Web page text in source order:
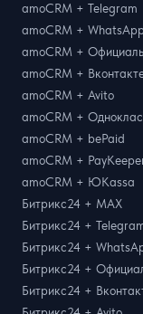
amoCRM + Telegram
amoCRM +
amoCRM +
amoCRM +
amoCRM + Avito
amoCRM +
amoCRM + bePaid
amoCRM +
amoCRM + ЮKassa
Битрикс24 + MAX
Битрикс24 +
Битрикс24 +
Битрикс24 +
Битрикс24 +